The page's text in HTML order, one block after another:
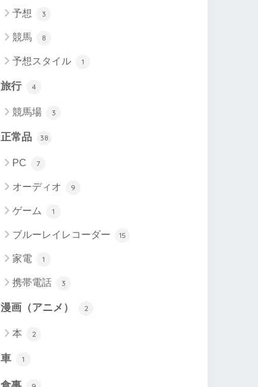
予想 3
競馬 8
予想スタイル 1
旅行 4
競馬場 3
正常品 38
PC 7
オーディオ 9
ゲーム 1
ブルーレイレコーダー 15
家電 1
携帯電話 3
漫画（アニメ） 2
本 2
車 1